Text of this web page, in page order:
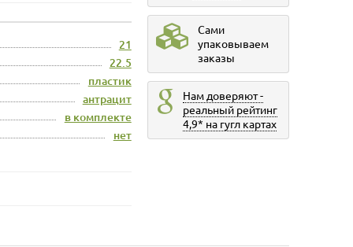
21
22.5
пластик
антрацит
в комплекте
нет
Сами
упаковываем
заказы
Нам доверяют -
реальный рейтинг
4,9* на гугл картах